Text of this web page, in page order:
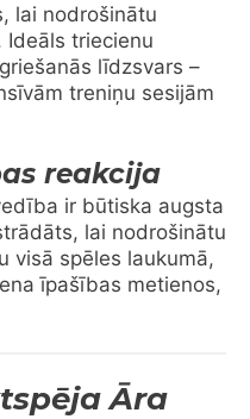
lai nodrošinātu
triecienu
līdzsvars –
treniņu sesijām
reakcija
ir būtiska augsta
lai nodrošinātu
visā spēles laukumā,
īpašības metienos,
Āra